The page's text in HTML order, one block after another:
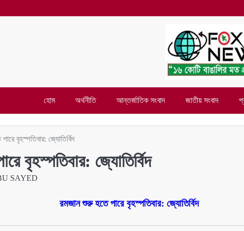
হোম অর্থনীতি আন্তর্জাতিক সংবাদ জাতীয় সংবাদ
বৃহস্পতিবার: জ্যোতির্বিদ
বৃহস্পতিবার: জ্যোতির্বিদ
SAYED
রমজান শুরু হতে পারে বৃহস্পতিবার: জ্যোতির্বিদ